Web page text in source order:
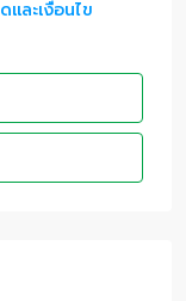
และเงื่อนไข